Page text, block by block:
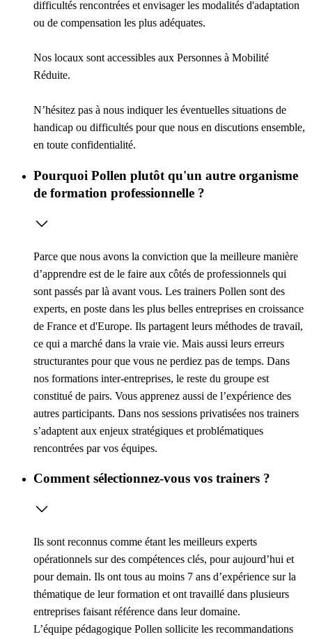
difficultés rencontrées et envisager les modalités d'adaptation
ou de compensation les plus adéquates.
Nos locaux sont accessibles aux Personnes à Mobilité
Réduite.
N’hésitez pas à nous indiquer les éventuelles situations de
handicap ou difficultés pour que nous en discutions ensemble,
en toute confidentialité.
Pourquoi Pollen plutôt qu'un autre organisme
de formation professionnelle ?
Parce que nous avons la conviction que la meilleure manière
d’apprendre est de le faire aux côtés de professionnels qui
sont passés par là avant vous. Les trainers Pollen sont des
experts, en poste dans les plus belles entreprises en croissance
de France et d'Europe. Ils partagent leurs méthodes de travail,
ce qui a marché dans la vraie vie. Mais aussi leurs erreurs
structurantes pour que vous ne perdiez pas de temps. Dans
nos formations inter-entreprises, le reste du groupe est
constitué de pairs. Vous apprenez aussi de l’expérience des
autres participants. Dans nos sessions privatisées nos trainers
s’adaptent aux enjeux stratégiques et problématiques
rencontrées par vos équipes.
Comment sélectionnez-vous vos trainers ?
Ils sont reconnus comme étant les meilleurs experts
opérationnels sur des compétences clés, pour aujourd’hui et
pour demain. Ils ont tous au moins 7 ans d’expérience sur la
thématique de leur formation et ont travaillé dans plusieurs
entreprises faisant référence dans leur domaine.
L’équipe pédagogique Pollen sollicite les recommandations